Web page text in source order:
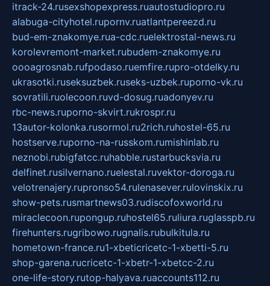
itrack-24.rusexshopexpress.ruautostudiopro.ru
alabuga-cityhotel.rupornv.ruatlantpereezd.ru
bud-em-znakomye.rua-cdc.ruelektrostal-news.ru
korolevremont-market.rubudem-znakomye.ru
oooagrosnab.rufpodaso.ruemfire.rupro-otdelky.ru
ukrasotki.ruseksuzbek.ruseks-uzbek.ruporno-vk.ru
sovratili.ruolecoon.ruvd-dosug.ruadonyev.ru
rbc-news.ruporno-skvirt.rukrospr.ru
13autor-kolonka.rusormol.ru2rich.ruhostel-65.ru
hostserve.ruporno-na-russkom.rumishinlab.ru
neznobi.rubigfatcc.ruhabble.rustarbucksvia.ru
delfinet.rusilvernano.ruelestal.ruvektor-doroga.ru
velotrenajery.rupronso54.rulenasever.rulovinskix.ru
show-pets.rusmartnews03.rudiscofoxworld.ru
miraclecoon.rupongup.ruhostel65.ruliura.ruglasspb.ru
firehunters.rugribowo.rugnalis.rubulkitula.ru
hometown-france.ru1-xbeticricetc-1-xbetti-5.ru
shop-garena.rucricetc-1-xbetr-1-xbetcc-2.ru
one-life-story.rutop-halyava.ruaccounts112.ru